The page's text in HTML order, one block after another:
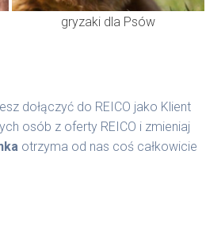
gryzaki dla Psów
dołączyć do REICO jako Klient
osób z oferty REICO i zmieniaj
otrzyma od nas coś całkowicie